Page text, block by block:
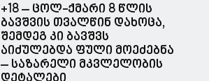
+18 – ცოლ-ქმარი 8 წლის
ბავშვის თვალწინ დახოცა,
შემდეგ კი ბავშვს
აიძულებდა ფული მოეძებნა
– საზარელი მკვლელობის